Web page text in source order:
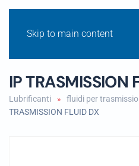
Skip to main content
IP TRASMISSION
Lubrificanti fluidi per
TRASMISSION FLUID DX